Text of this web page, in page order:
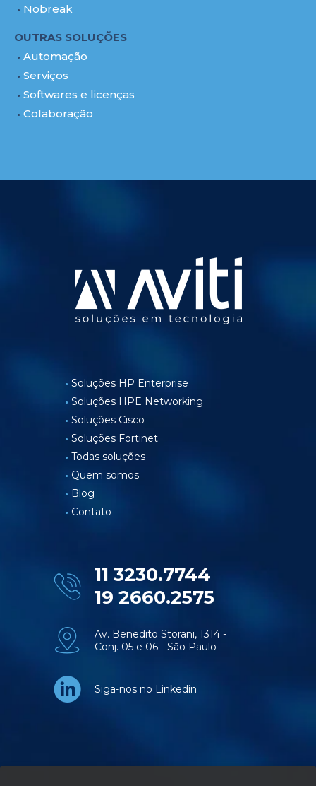
Nobreak
OUTRAS SOLUÇÕES
Automação
Serviços
Softwares e licenças
Colaboração
Soluções HP Enterprise
Soluções HPE Networking
Soluções Cisco
Soluções Fortinet
Todas soluções
Quem somos
Blog
Contato
11 3230.7744
19 2660.2575
Av. Benedito Storani, 1314 -
Conj. 05 e 06 - São Paulo
Siga-nos no Linkedin